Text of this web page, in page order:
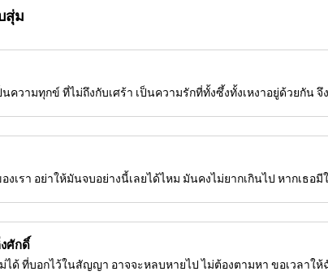
สุ่ม
ความทุกข์ ที่ไม่ถึงกับเศร้า เป็นความรักที่ทั้งซึ้งทั้งเหงาอยู่ด้วยกัน
งเรา อย่าให้มันจบอย่างนี้เลยได้ไหม มันคงไม่ยากเกินไป หากเธอ
ศักดิ์
ได้ ที่บอกไว้ในสัญญา อาจจะหลบหายไป ไม่ต้องตามหา ขอเวลาใ